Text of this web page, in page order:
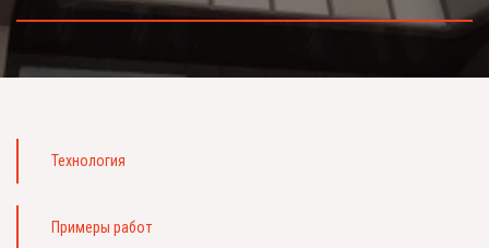
Технология
Примеры работ